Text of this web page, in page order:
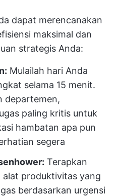
dapat merencanakan
maksimal dan
strategis Anda:
Mulailah hari Anda
selama 15 menit.
departemen,
paling kritis untuk
hambatan apa pun
segera
Terapkan
alat produktivitas yang
berdasarkan urgensi